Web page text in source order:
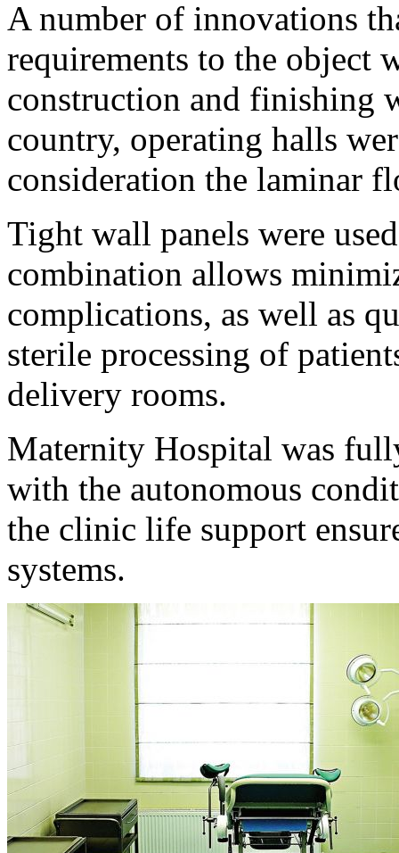
A number of innovations
requirements to the object
construction and finishing
country, operating halls
consideration the laminar
Tight wall panels were
combination allows
complications, as well as
sterile processing of
delivery rooms.
Maternity Hospital was
with the autonomous
the clinic life support
systems.